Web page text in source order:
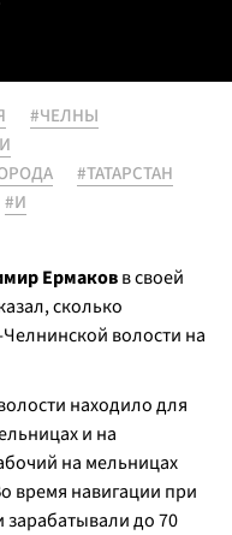
#ЧЕЛНЫ
#ТАТАРСТАН
#И
Ермаковв своей
сколько
волости на
находило для
и на
на мельницах
время навигации при
зарабатывали до 70